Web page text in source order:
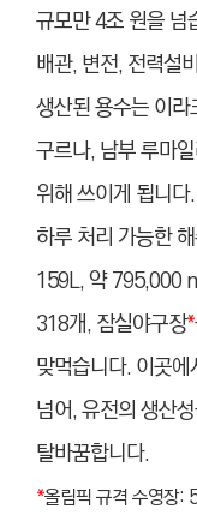
규모만 4조 원을 넘
배관, 변전, 전력설
생산된 용수는 이
구르나, 남부 루마
위해 쓰이게 됩니다.
하루 처리 가능한
159L, 약 795,000
318개, 잠실야구장*
맞먹습니다. 이곳
넘어, 유전의 생산
탈바꿈합니다.
*올림픽 규격 수영장